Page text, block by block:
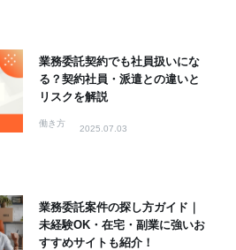
業務委託契約でも社員扱いにな
る？契約社員・派遣との違いと
リスクを解説
働き方
2025.07.03
業務委託案件の探し方ガイド｜
未経験OK・在宅・副業に強いお
すすめサイトも紹介！